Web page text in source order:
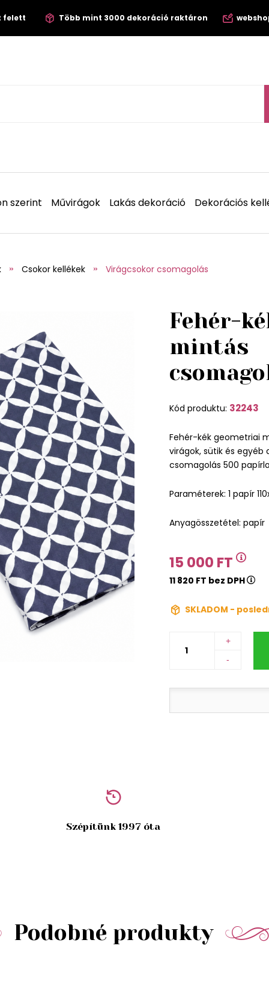
felett Több mint 3000 dekoráció raktáron
szerint Művirágok Lakás dekoráció Dekorációs
Csokor kellékek Virágcsokor csomagolás
Fehér-
mintás
Kód produktu: 32243
Fehér-kék geometriai
virágok, sütik és egyéb
csomagolás 500
Paraméterek: 1 papír
Anyagösszetétel: papír
15 000 FT
11 820 FT bez DPH
SKLADOM -
+
-
Szépítünk 1997 óta
Podobné produkty